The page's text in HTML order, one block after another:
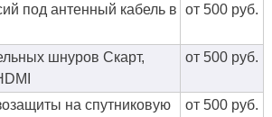
под антенный кабель в от 500 руб.
шнуров Скарт,
от 500 руб.
на спутниковую
от 500 руб.